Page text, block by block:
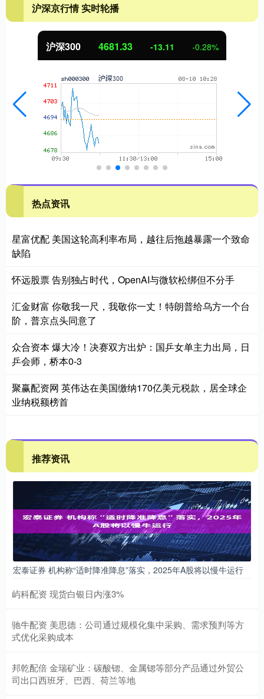
沪深京行情 实时轮播
北证50 1126.05 -8.19 -0.72%
热点资讯
星富优配 美国这轮高利率布局，越往后拖越暴露一个致命
缺陷
怀远股票 告别独占时代，OpenAI与微软松绑但不分手
汇金财富 你敬我一尺，我敬你一丈！特朗普给乌方一个台
阶，普京点头同意了
众合资本 爆大冷！决赛双方出炉：国乒女单主力出局，日
乒会师，桥本0-3
聚赢配资网 英伟达在美国缴纳170亿美元税款，居全球企
业纳税额榜首
推荐资讯
宏泰证券 机构称“适时降准降息”落实，2025年A股将以慢牛运行
屿科配资 现货白银日内涨3%
驰牛配资 美思德：公司通过规模化集中采购、需求预判等方
式优化采购成本
邦乾配倍 金瑞矿业：碳酸锶、金属锶等部分产品通过外贸公
司出口西班牙、巴西、荷兰等地